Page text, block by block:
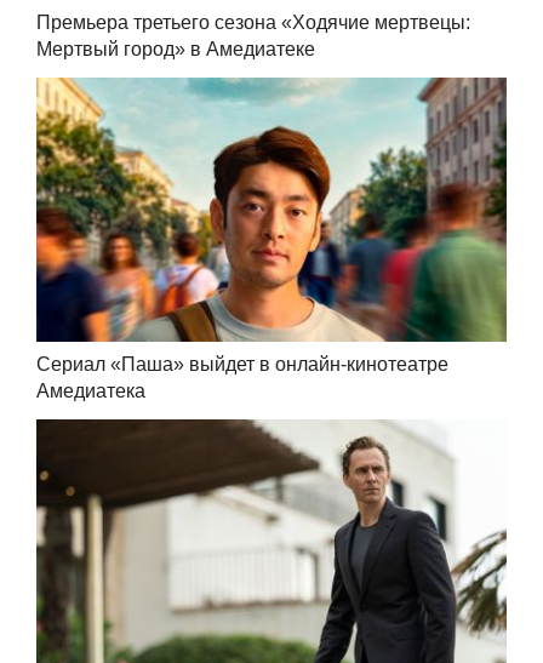
Премьера третьего сезона «Ходячие мертвецы:
Мертвый город» в Амедиатеке
Сериал «Паша» выйдет в онлайн-кинотеатре
Амедиатека